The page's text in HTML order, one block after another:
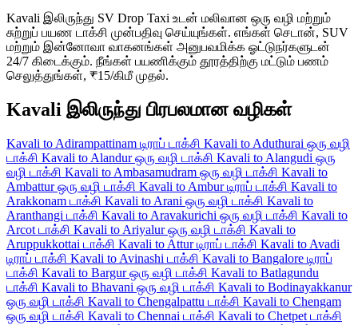
Kavali இலிருந்து SV Drop Taxi உடன் மலிவான ஒரு வழி மற்றும்
சுற்றுப் பயண டாக்சி முன்பதிவு செய்யுங்கள். எங்கள் செடான், SUV
மற்றும் இன்னோவா வாகனங்கள் அனுபவமிக்க ஓட்டுநர்களுடன்
24/7 கிடைக்கும். நீங்கள் பயணிக்கும் தூரத்திற்கு மட்டும் பணம்
செலுத்துங்கள், ₹15/கிமீ முதல்.
Kavali இலிருந்து பிரபலமான வழிகள்
Kavali to Adirampattinam டிராப் டாக்சி Kavali to Aduthurai ஒரு வழி
டாக்சி Kavali to Alandur ஒரு வழி டாக்சி Kavali to Alangudi ஒரு
வழி டாக்சி Kavali to Ambasamudram ஒரு வழி டாக்சி Kavali to
Ambattur ஒரு வழி டாக்சி Kavali to Ambur டிராப் டாக்சி Kavali to
Arakkonam டாக்சி Kavali to Arani ஒரு வழி டாக்சி Kavali to
Aranthangi டாக்சி Kavali to Aravakurichi ஒரு வழி டாக்சி Kavali to
Arcot டாக்சி Kavali to Ariyalur ஒரு வழி டாக்சி Kavali to
Aruppukkottai டாக்சி Kavali to Attur டிராப் டாக்சி Kavali to Avadi
டிராப் டாக்சி Kavali to Avinashi டாக்சி Kavali to Bangalore டிராப்
டாக்சி Kavali to Bargur ஒரு வழி டாக்சி Kavali to Batlagundu
டாக்சி Kavali to Bhavani ஒரு வழி டாக்சி Kavali to Bodinayakkanur
ஒரு வழி டாக்சி Kavali to Chengalpattu டாக்சி Kavali to Chengam
ஒரு வழி டாக்சி Kavali to Chennai டாக்சி Kavali to Chetpet டாக்சி